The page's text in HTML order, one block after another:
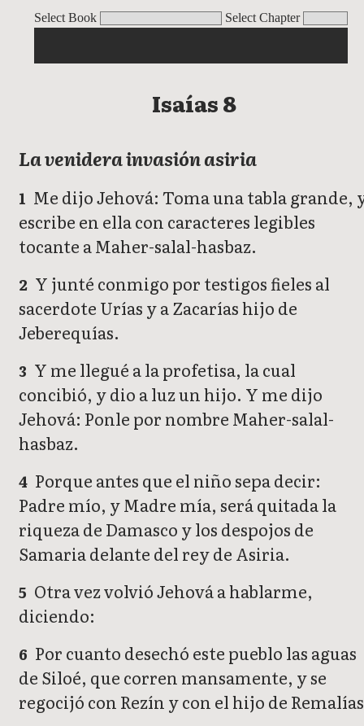
Select Book Select Chapter
Isaías 8
La venidera invasión asiria
1 Me dijo Jehová: Toma una tabla grande,
escribe en ella con caracteres legibles
tocante a Maher-salal-hasbaz.
2 Y junté conmigo por testigos fieles al
sacerdote Urías y a Zacarías hijo de
Jeberequías.
3 Y me llegué a la profetisa, la cual
concibió, y dio a luz un hijo. Y me dijo
Jehová: Ponle por nombre Maher-salal-
hasbaz.
4 Porque antes que el niño sepa decir:
Padre mío, y Madre mía, será quitada la
riqueza de Damasco y los despojos de
Samaria delante del rey de Asiria.
5 Otra vez volvió Jehová a hablarme,
diciendo:
6 Por cuanto desechó este pueblo las aguas
de Siloé, que corren mansamente, y se
regocijó con Rezín y con el hijo de